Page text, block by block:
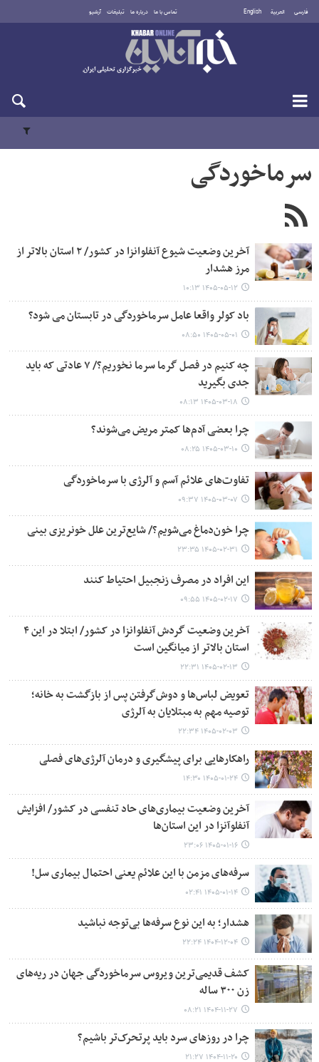
فارسی العربية English تماس با ما درباره ما تبلیغات آرشیو
شنبه ۱۷ مرداد ۱۴۰۵
سرماخوردگی
آخرین وضعیت شیوع آنفلوانزا در کشور/ ۲ استان بالاتر از
مرز هشدار
۱۴۰۵-۰۵-۱۲ ۱۰:۱۳
باد کولر واقعا عامل سرماخوردگی در تابستان می شود؟
۱۴۰۵-۰۵-۰۱ ۰۸:۵۰
چه کنیم در فصل گرما سرما نخوریم؟/ ۷ عادتی که باید
جدی بگیرید
۱۴۰۵-۰۳-۱۸ ۰۸:۱۳
چرا بعضی آدم‌ها کمتر مریض می‌شوند؟
۱۴۰۵-۰۳-۱۰ ۰۸:۲۵
تفاوت‌های علائم آسم و آلرژی با سرماخوردگی
۱۴۰۵-۰۳-۰۷ ۰۹:۳۷
چرا خون‌دماغ می‌شویم؟/ شایع‌ترین علل خونریزی بینی
۱۴۰۵-۰۲-۳۱ ۲۳:۳۵
این افراد در مصرف زنجبیل احتیاط کنند
۱۴۰۵-۰۲-۱۷ ۰۹:۵۵
آخرین وضعیت گردش آنفلوانزا در کشور/ ابتلا در این ۴
استان بالاتر از میانگین است
۱۴۰۵-۰۲-۱۳ ۲۲:۳۱
تعویض لباس‌ها و دوش‌گرفتن پس از بازگشت به خانه؛
توصیه مهم به مبتلایان به آلرژی
۱۴۰۵-۰۲-۰۳ ۲۲:۳۴
راهکارهایی برای پیشگیری و درمان آلرژی‌های فصلی
۱۴۰۵-۰۱-۲۴ ۱۴:۳۰
آخرین وضعیت بیماری‌های حاد تنفسی در کشور/ افزایش
آنفلوآنزا در این استان‌ها
۱۴۰۵-۰۱-۱۶ ۲۳:۰۶
سرفه‌های مزمن با این علائم یعنی احتمال بیماری سل!
۱۴۰۵-۰۱-۱۴ ۰۲:۴۱
هشدار؛ به این نوع سرفه‌ها بی‌توجه نباشید
۱۴۰۴-۱۲-۰۴ ۲۲:۲۴
کشف قدیمی‌ترین ویروس سرماخوردگی جهان در ریه‌های
زن ۳۰۰ ساله
۱۴۰۴-۱۱-۲۷ ۰۸:۲۱
چرا در روزهای سرد باید پرتحرک‌تر باشیم؟
۱۴۰۴-۱۱-۲۰ ۲۱:۲۷